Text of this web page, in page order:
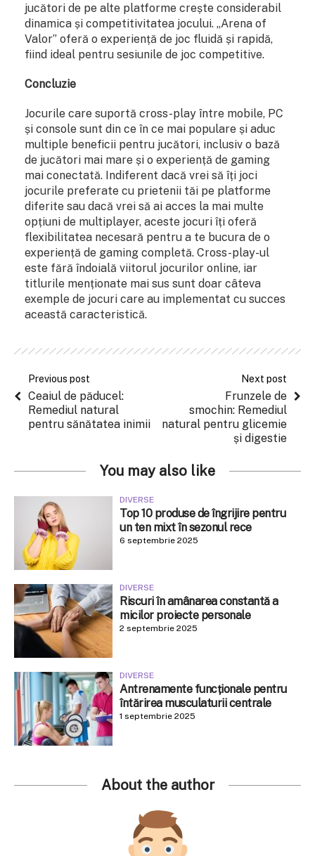
jucători de pe alte platforme crește considerabil
dinamica și competitivitatea jocului. „Arena of
Valor” oferă o experiență de joc fluidă și rapidă,
fiind ideal pentru sesiunile de joc competitive.
Concluzie
Jocurile care suportă cross-play între mobile, PC
și console sunt din ce în ce mai populare și aduc
multiple beneficii pentru jucători, inclusiv o bază
de jucători mai mare și o experiență de gaming
mai conectată. Indiferent dacă vrei să îți joci
jocurile preferate cu prietenii tăi pe platforme
diferite sau dacă vrei să ai acces la mai multe
opțiuni de multiplayer, aceste jocuri îți oferă
flexibilitatea necesară pentru a te bucura de o
experiență de gaming completă. Cross-play-ul
este fără îndoială viitorul jocurilor online, iar
titlurile menționate mai sus sunt doar câteva
exemple de jocuri care au implementat cu succes
această caracteristică.
Previous post
Ceaiul de păducel:
Remediul natural
pentru sănătatea inimii
Next post
Frunzele de
smochin: Remediul
natural pentru glicemie
și digestie
You may also like
DIVERSE
Top 10 produse de îngrijire pentru
un ten mixt în sezonul rece
6 septembrie 2025
DIVERSE
Riscuri în amânarea constantă a
micilor proiecte personale
2 septembrie 2025
DIVERSE
Antrenamente funcționale pentru
întărirea musculaturii centrale
1 septembrie 2025
About the author